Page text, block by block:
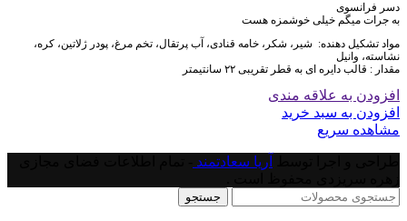
دسر فرانسوی
به جرات میگم خیلی خوشمزه هست
مواد تشکیل دهنده: شیر، شکر، خامه قنادی، آب پرتقال، تخم مرغ، پودر ژلاتین، کره،
نشاسته، وانیل
مقدار : قالب دایره ای به قطر تقریبی ۲۲ سانتیمتر
افزودن به علاقه مندی
افزودن به سبد خرید
مشاهده سریع
آریا سعادتمند
جستجو